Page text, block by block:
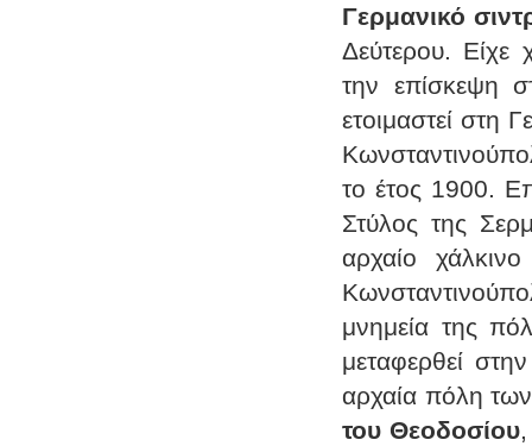
Γερμανικό
Δεύτερου. Είχε
την επίσκεψη
ετοιμαστεί στη
το έτος 1900.
Στύλος της
αρχαίο
μνημεία της
μεταφερθεί
αρχαία πόλη
του Θεοδοσίου